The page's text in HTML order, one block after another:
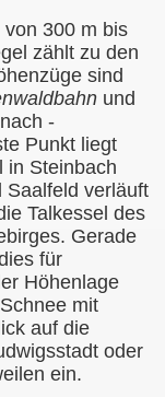
300 m bis
zählt zu den
sind
und
-
Punkt liegt
in Steinbach
Saalfeld verläuft
Talkessel des
Gerade
für
Höhenlage
mit
auf die
oder
ein.